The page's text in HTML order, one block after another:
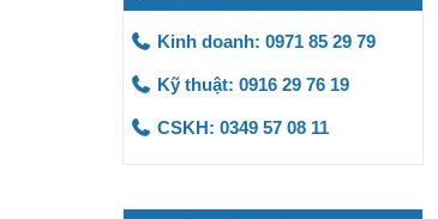
Kinh doanh: 0971 85 29 79
Kỹ thuật: 0916 29 76 19
CSKH: 0349 57 08 11